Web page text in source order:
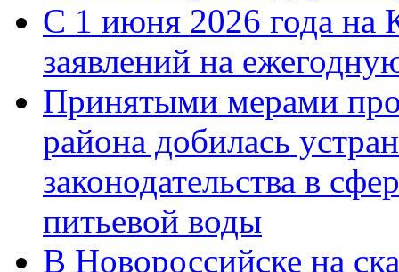
С 1 июня 2026 года на
заявлений на
Принятыми мерами
района добилась
законодательства в
питьевой воды
В Новороссийске на